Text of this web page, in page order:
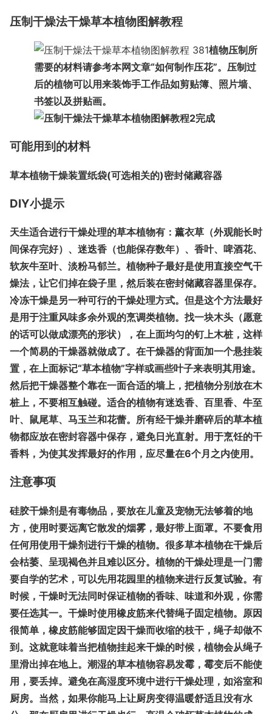
压制干燥法干燥草本植物图解教程
1植物压制所
需要的材料请参考本网文章“如何制作压花”。压制过
后的植物可以用来装饰手工作品如剪贴簿、照片墙、
书签以及拼贴画。
2完成
可能用到的材料
草本植物干燥装置纸袋(可选相关的)密封储藏容器
DIY小提示
天生适合进行干燥处理的草本植物有：薰衣草（外观能长时
间保存完好）、迷迭香（也能保存数年）、香叶、啤酒花、
软灰牛至叶、淡粉马郁兰。植物种子最好是使用直接空气干
燥法，让它们掉在袋子里，然后装在密封储藏容器里保存。
冷冻干燥是另一种可行的干燥处理方式。但是这个方法最好
是用于注重风味多余外观的烹调类植物。找一块木头（愿意
的话可以做成漂亮的形状），在上面均匀的钉上木桩，这样
一个简易的干燥器就做成了。在干燥器的背面加一个悬挂装
置，在上面标记“草本植物”字样或画些叶子来表明其用途。
然后把干燥器整个靠在一面合适的墙上，把植物分别放在木
桩上，不要相互触碰。适合的植物有迷迭香、百里香、牛至
叶、鼠尾草、马玉兰和花蕾。所有经干燥并磨碎后的草本植
物都应放在密封容器中保存，避免日光直射。用于烹饪的干
香料，为使其发挥最好的作用，应尽量在6个月之内使用。
注意事项
硅胶干燥剂是有毒物品，要放在儿童及宠物无法够着的地
方，使用时要远离它散发的烟雾，最好带上面罩。不要食用
任何用使用干燥剂进行干燥的植物。很多草本植物在干燥后
会枯萎、呈现褐色并且难以区分。植物的干燥处理是一门需
要自学的艺术，可以先用花园里的植物来进行反复试验。有
时候，干燥时无法同时保证植物的香味、味道和外观，你需
要任选其一。干燥时使用橡皮筋来代替绳子固定植物。原因
很简单，橡皮筋能够固定因干燥而收缩的枝干，绳子却做不
到。这就意味着当把植物挂起来干燥的时候，植物会从绳子
里滑出掉在地上。潮湿的草本植物容易发霉，霉变后不能使
用，要丢掉。避免在高湿度环境中进行干燥处理，如浴室和
厨房。当然，如果你能马上让厨房变得温暖舒适且没有水